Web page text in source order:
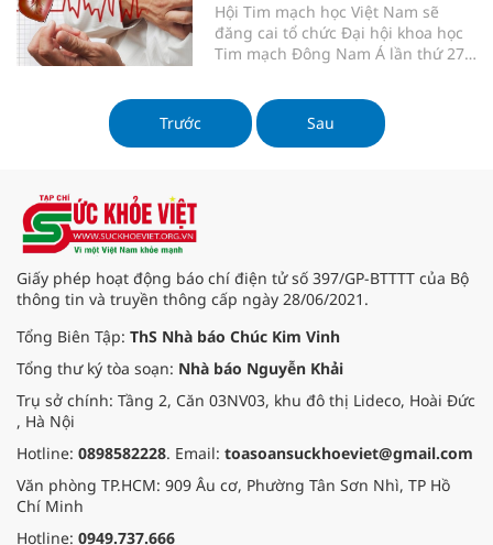
Hội Tim mạch học Việt Nam sẽ
đăng cai tổ chức Đại hội khoa học
Tim mạch Đông Nam Á lần thứ 27
đề của đại hội là “Giao thoa tim
mạch: Thách thức và cơ hội".
Trước Sau
Giấy phép hoạt động báo chí điện tử số 397/GP-BTTTT của Bộ
thông tin và truyền thông cấp ngày 28/06/2021.
Tổng Biên Tập: ThS Nhà báo Chúc Kim Vinh
Tổng thư ký tòa soạn: Nhà báo Nguyễn Khải
Trụ sở chính: Tầng 2, Căn 03NV03, khu đô thị Lideco, Hoài Đức
, Hà Nội
Hotline: 0898582228. Email: toasoansuckhoeviet@gmail.com
Văn phòng TP.HCM: 909 Âu cơ, Phường Tân Sơn Nhì, TP Hồ
Chí Minh
Hotline: 0949.737.666